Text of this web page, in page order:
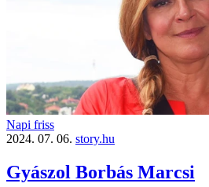
Napi friss
2024. 07. 06. story.hu
Gyászol Borbás Marcsi